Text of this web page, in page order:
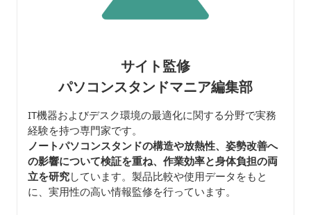
サイト監修
パソコンスタンドマニア編集部
IT機器およびデスク環境の最適化に関する分野で実務
経験を持つ専門家です。
ノートパソコンスタンドの構造や放熱性、姿勢改善へ
の影響について検証を重ね、作業効率と身体負担の両
立を研究しています。製品比較や使用データをもと
に、実用性の高い情報監修を行っています。